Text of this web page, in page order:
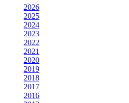
2026
2025
2024
2023
2022
2021
2020
2019
2018
2017
2016